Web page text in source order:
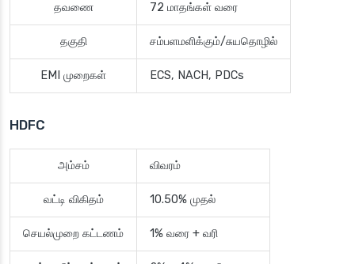
தவணை 72 மாதங்கள் வரை
தகுதி சம்பளமளிக்கும்/சுயதொழில்
EMI முறைகள் ECS, NACH, PDCs
HDFC
அம்சம் விவரம்
வட்டி விகிதம் 10.50% முதல்
செயல்முறை கட்டணம் 1% வரை + வரி